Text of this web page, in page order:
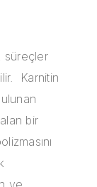
süreçler
Karnitin
bir
ve